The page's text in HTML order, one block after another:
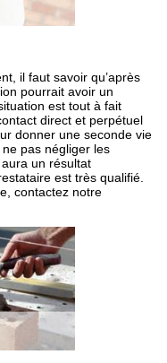
il faut savoir qu’après
pourrait avoir un
est tout à fait
direct et perpétuel
donner une seconde vie
pas négliger les
un résultat
est très qualifié.
contactez notre